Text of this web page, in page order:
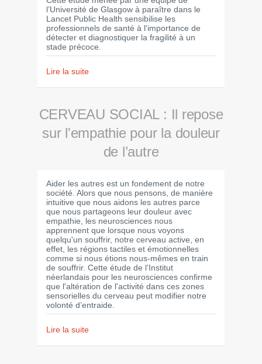
l’Université de Glasgow à paraître dans le
Lancet Public Health sensibilise les
professionnels de santé à l'importance de
détecter et diagnostiquer la fragilité à un
stade précoce.
Lire la suite
CERVEAU SOCIAL : Il repose
sur l'empathie pour la douleur
de l’autre
Aider les autres est un fondement de notre
société. Alors que nous pensons, de manière
intuitive que nous aidons les autres parce
que nous partageons leur douleur avec
empathie, les neurosciences nous
apprennent que lorsque nous voyons
quelqu'un souffrir, notre cerveau active, en
effet, les régions tactiles et émotionnelles
comme si nous étions nous-mêmes en train
de souffrir. Cette étude de l’Institut
néerlandais pour les neurosciences confirme
que l'altération de l'activité dans ces zones
sensorielles du cerveau peut modifier notre
volonté d’entraide.
Lire la suite